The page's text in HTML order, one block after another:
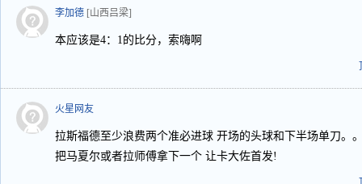
李加德 [山西吕梁]
本应该是4：1的比分，索嗨啊
火星网友
拉斯福德至少浪费两个准必进球 开场的头球和下半场单刀。
把马夏尔或者拉师傅拿下一个 让卡大佐首发!